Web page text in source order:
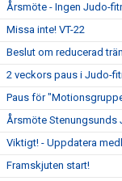
Årsmöte - Ingen Judo-
Missa inte! VT-22
Beslut om reducerad
2 veckors paus i Judo-
Paus för
Årsmöte Stenungsunds
Viktigt! - Uppdatera
Framskjuten start!